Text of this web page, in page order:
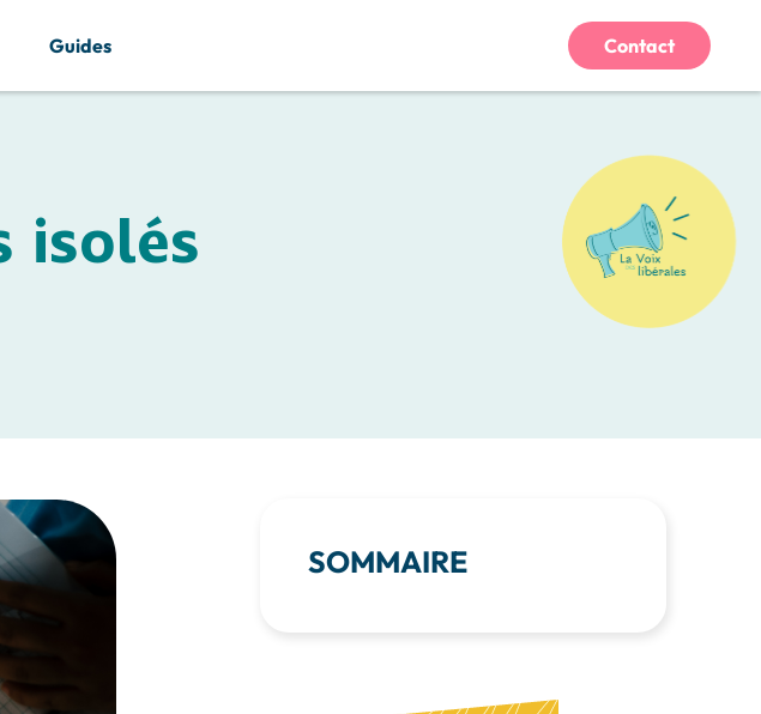
isolés
SOMMAIRE
Guides Contact